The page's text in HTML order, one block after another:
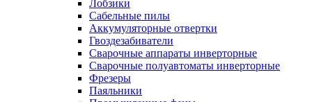
Лобзики
Сабельные пилы
Аккумуляторные отвертки
Гвоздезабиватели
Сварочные аппараты инверторные
Сварочные полуавтоматы инверторные
Фрезеры
Паяльники